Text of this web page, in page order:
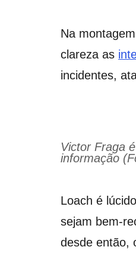
Na
clareza as
incidentes,
Victor Fraga
informação
Loach é
sejam bem-
desde então,